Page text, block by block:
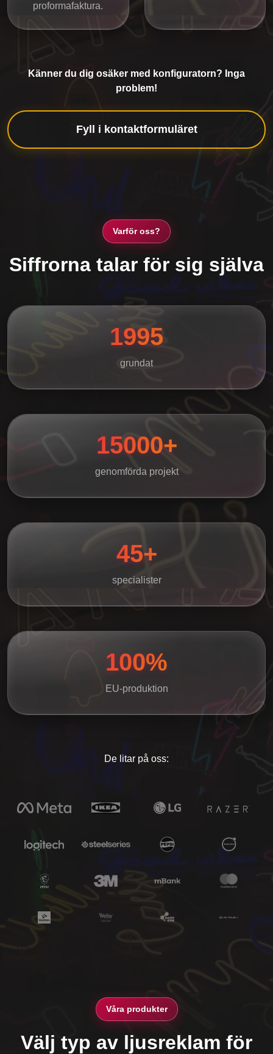
proformafaktura.
Känner du dig osäker med konfiguratorn? Inga
problem!
Fyll i kontaktformuläret
Varför oss?
Siffrorna talar för sig själva
1995
grundat
15000+
genomförda projekt
45+
specialister
100%
EU-produktion
De litar på oss:
Våra produkter
Välj typ av ljusreklam för